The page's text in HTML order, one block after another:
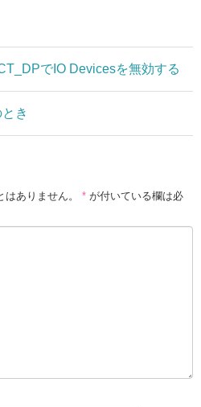
でIO Devicesを無効する
き
ありません。 * が付いている欄は必